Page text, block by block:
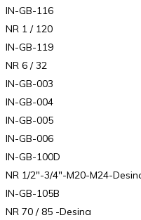
IN-GB-116
NR 1 / 120
IN-GB-119
NR 6 / 32
IN-GB-003
IN-GB-004
IN-GB-005
IN-GB-006
IN-GB-100D
NR 1/2″-3/4″-M20-M24-
IN-GB-105B
NR 70 / 85 -Desina